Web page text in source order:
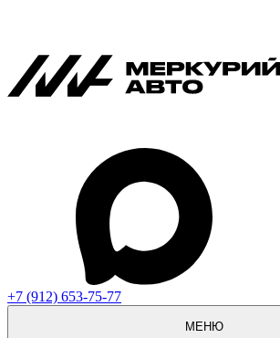
+7 (912) 653-75-77
МЕНЮ